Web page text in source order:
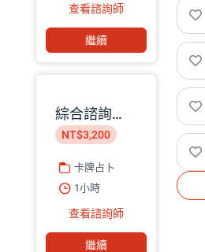
查看諮詢師
繼續
綜合諮詢｜星盤命理師 巧匡
NT$3,200
卡牌占卜
1小時
查看諮詢師
繼續